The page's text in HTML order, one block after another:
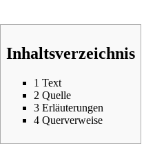
Inhaltsverzeichnis
1 Text
2 Quelle
3 Erläuterungen
4 Querverweise